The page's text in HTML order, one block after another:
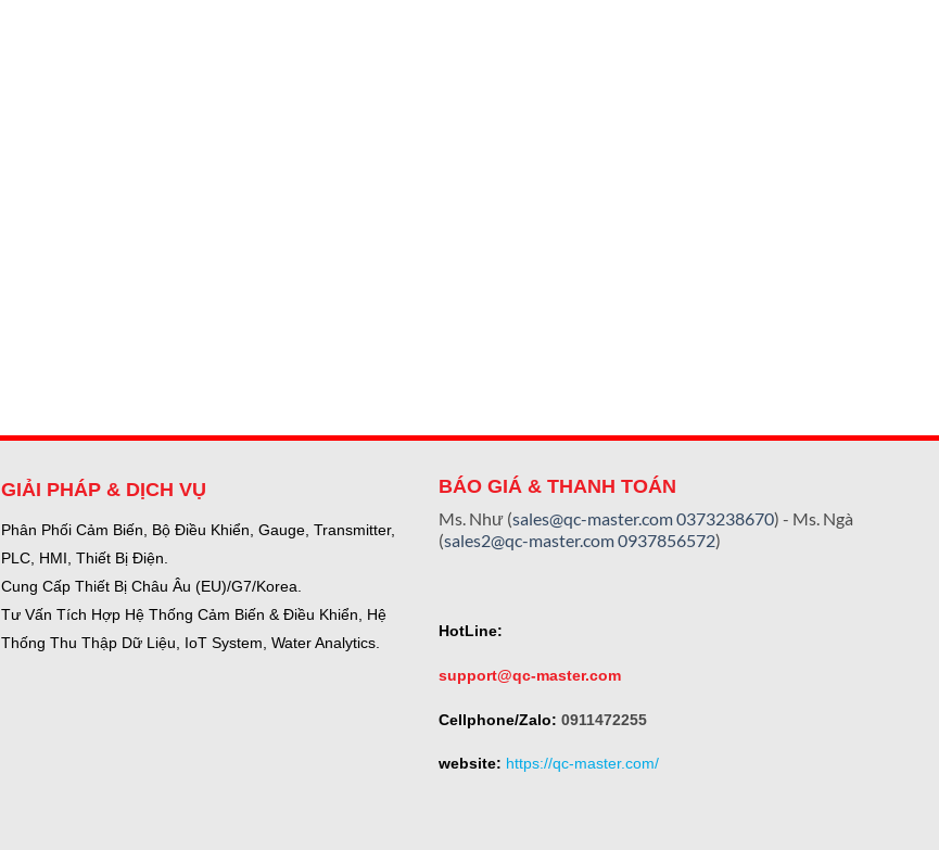
GIẢI PHÁP & DỊCH VỤ
Phân Phối Cảm Biến, Bộ Điều Khiển, Gauge, Transmitter,
PLC, HMI, Thiết Bị Điện.
Cung Cấp Thiết Bị Châu Âu (EU)/G7/Korea.
Tư Vấn Tích Hợp Hệ Thống Cảm Biến & Điều Khiển, Hệ
Thống Thu Thập Dữ Liệu, IoT System, Water Analytics.
BÁO GIÁ & THANH TOÁN
Ms. Như (sales@qc-master.com0373238670) - Ms. Ngà
(sales2@qc-master.com0937856572)
HotLine:
support@qc-master.com
Cellphone/Zalo: 0911472255
website: https://qc-master.com/